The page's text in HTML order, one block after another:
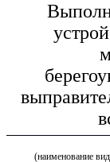
(наименование